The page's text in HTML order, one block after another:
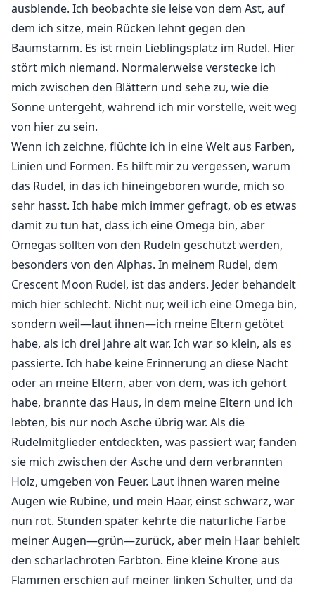
ausblende. Ich beobachte sie leise von dem Ast, auf
dem ich sitze, mein Rücken lehnt gegen den
Baumstamm. Es ist mein Lieblingsplatz im Rudel. Hier
stört mich niemand. Normalerweise verstecke ich
mich zwischen den Blättern und sehe zu, wie die
Sonne untergeht, während ich mir vorstelle, weit weg
von hier zu sein.
Wenn ich zeichne, flüchte ich in eine Welt aus Farben,
Linien und Formen. Es hilft mir zu vergessen, warum
das Rudel, in das ich hineingeboren wurde, mich so
sehr hasst. Ich habe mich immer gefragt, ob es etwas
damit zu tun hat, dass ich eine Omega bin, aber
Omegas sollten von den Rudeln geschützt werden,
besonders von den Alphas. In meinem Rudel, dem
Crescent Moon Rudel, ist das anders. Jeder behandelt
mich hier schlecht. Nicht nur, weil ich eine Omega bin,
sondern weil—laut ihnen—ich meine Eltern getötet
habe, als ich drei Jahre alt war. Ich war so klein, als es
passierte. Ich habe keine Erinnerung an diese Nacht
oder an meine Eltern, aber von dem, was ich gehört
habe, brannte das Haus, in dem meine Eltern und ich
lebten, bis nur noch Asche übrig war. Als die
Rudelmitglieder entdeckten, was passiert war, fanden
sie mich zwischen der Asche und dem verbrannten
Holz, umgeben von Feuer. Laut ihnen waren meine
Augen wie Rubine, und mein Haar, einst schwarz, war
nun rot. Stunden später kehrte die natürliche Farbe
meiner Augen—grün—zurück, aber mein Haar behielt
den scharlachroten Farbton. Eine kleine Krone aus
Flammen erschien auf meiner linken Schulter, und da